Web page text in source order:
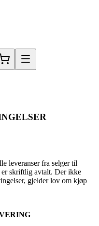
leveranser fra selger til
skriftlig avtalt. Der ikke
gjelder lov om kjøp